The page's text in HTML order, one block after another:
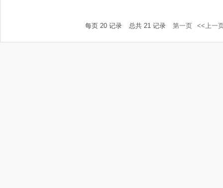
每页 20 记录 总共 21 记录 第一页 <<上一